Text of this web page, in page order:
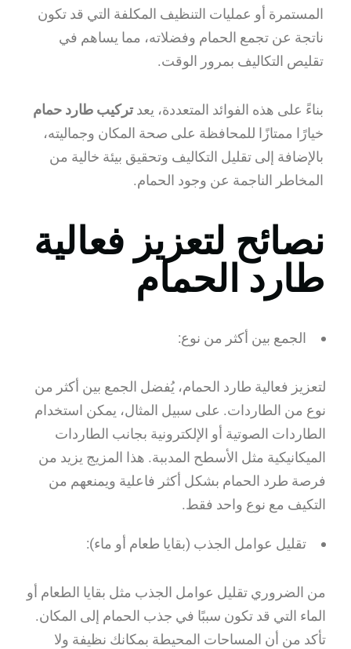
المستمرة أو عمليات التنظيف المكلفة التي قد تكون
ناتجة عن تجمع الحمام وفضلاته، مما يساهم في
تقليص التكاليف بمرور الوقت.
بناءً على هذه الفوائد المتعددة، يعد تركيب طارد حمام
خيارًا ممتازًا للمحافظة على صحة المكان وجماليته،
بالإضافة إلى تقليل التكاليف وتحقيق بيئة خالية من
المخاطر الناجمة عن وجود الحمام.
نصائح لتعزيز فعالية
طارد الحمام
الجمع بين أكثر من نوع:
لتعزيز فعالية طارد الحمام، يُفضل الجمع بين أكثر من
نوع من الطاردات. على سبيل المثال، يمكن استخدام
الطاردات الصوتية أو الإلكترونية بجانب الطاردات
الميكانيكية مثل الأسطح المدببة. هذا المزيج يزيد من
فرصة طرد الحمام بشكل أكثر فاعلية ويمنعهم من
التكيف مع نوع واحد فقط.
تقليل عوامل الجذب (بقايا طعام أو ماء):
من الضروري تقليل عوامل الجذب مثل بقايا الطعام أو
الماء التي قد تكون سببًا في جذب الحمام إلى المكان.
تأكد من أن المساحات المحيطة بمكانك نظيفة ولا